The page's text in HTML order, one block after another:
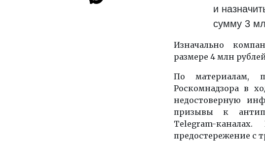
и
сумму 3
Изначально
размере 4 млн
По материалам,
Роскомнадзора в
недостоверную
призывы к
Telegram-
предостережение с